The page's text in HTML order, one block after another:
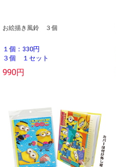
お絵描き風鈴 ３個
１個：330円
３個 １セット
990円